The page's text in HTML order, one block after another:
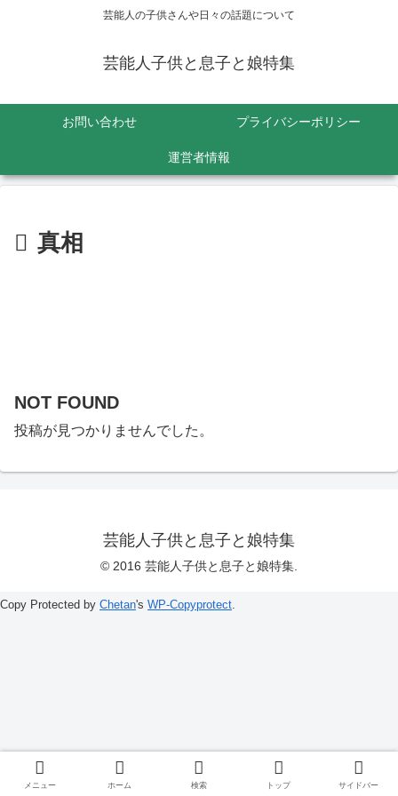
芸能人の子供さんや日々の話題について
芸能人子供と息子と娘特集
お問い合わせ プライバシーポリシー
運営者情報
真相
NOT FOUND
投稿が見つかりませんでした。
芸能人子供と息子と娘特集
© 2016 芸能人子供と息子と娘特集.
メニュー ホーム 検索 トップ サイドバー
Copy Protected by Chetan's WP-Copyprotect.